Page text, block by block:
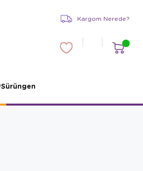
Kargom Nerede?
Sürüngen